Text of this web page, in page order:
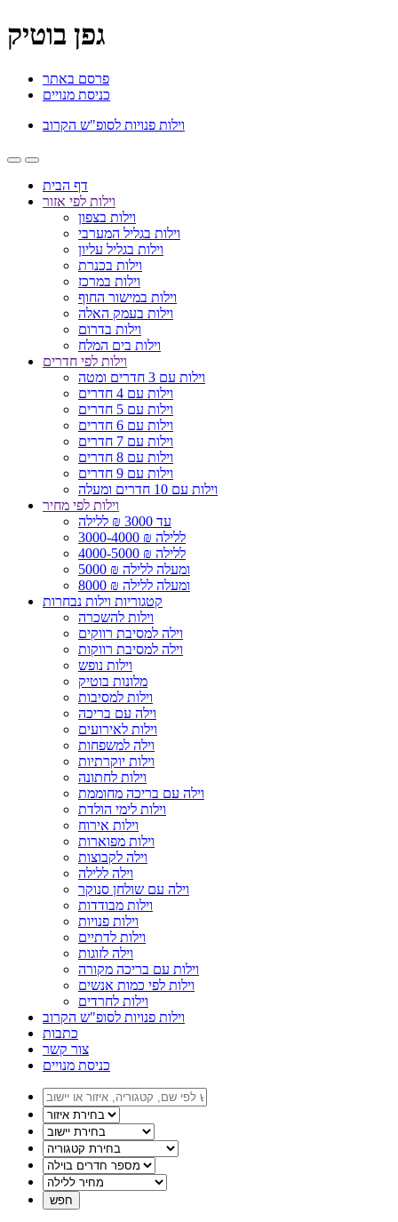
גפן בוטיק
פרסם באתר
כניסת מנויים
וילות פנויות לסופ"ש הקרוב
דף הבית
וילות לפי אזור
וילות בצפון
וילות בגליל המערבי
וילות בגליל עליון
וילות בכנרת
וילות במרכז
וילות במישור החוף
וילות בעמק האלה
וילות בדרום
וילות בים המלח
וילות לפי חדרים
וילות עם 3 חדרים ומטה
וילות עם 4 חדרים
וילות עם 5 חדרים
וילות עם 6 חדרים
וילות עם 7 חדרים
וילות עם 8 חדרים
וילות עם 9 חדרים
וילות עם 10 חדרים ומעלה
וילות לפי מחיר
עד 3000 ₪ ללילה
3000-4000 ₪ ללילה
4000-5000 ₪ ללילה
5000 ₪ ומעלה ללילה
8000 ₪ ומעלה ללילה
קטגוריות וילות נבחרות
וילות להשכרה
וילה למסיבת רווקים
וילה למסיבת רווקות
וילות נופש
מלונות בוטיק
וילות למסיבות
וילה עם בריכה
וילות לאירועים
וילה למשפחות
וילות יוקרתיות
וילות לחתונה
וילה עם בריכה מחוממת
וילות לימי הולדת
וילות אירוח
וילות מפוארות
וילה לקבוצות
וילה ללילה
וילה עם שולחן סנוקר
וילות מבודדות
וילות פנויות
וילות לדתיים
וילה לזוגות
וילות עם בריכה מקורה
וילות לפי כמות אנשים
וילות לחרדים
וילות פנויות לסופ"ש הקרוב
כתבות
צור קשר
כניסת מנויים